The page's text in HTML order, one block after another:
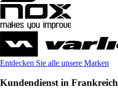
Entdecken Sie alle unsere Marken
Kundendienst in Frankreich